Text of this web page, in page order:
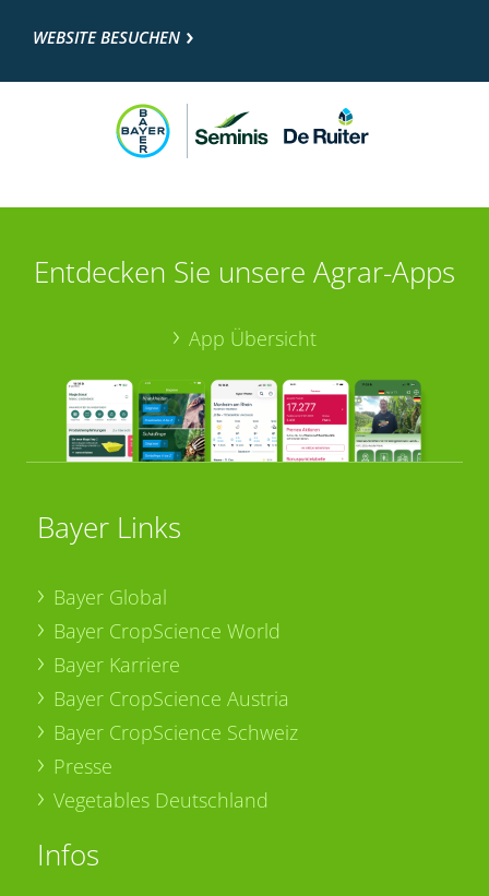
WEBSITE BESUCHEN
Entdecken Sie unsere Agrar-Apps
App Übersicht
Bayer Links
Bayer Global
Bayer CropScience World
Bayer Karriere
Bayer CropScience Austria
Bayer CropScience Schweiz
Presse
Vegetables Deutschland
Infos